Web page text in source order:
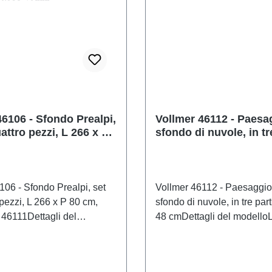
- Sfondo Prealpi,
pezzi, L 266 x P
- Sfondo Prealpi, set
L 266 x P 80 cm,
del
Vollmer 46112 -
sfondo di nuvole, in
Vollmer 46112 -
sfondo di nuvole, in tre
48 cmDettagli del